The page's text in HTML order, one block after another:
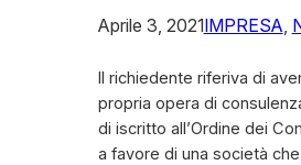
Aprile 3, 2021IMPRESA
Il richiedente riferiva di
propria opera di
di iscritto all’Ordine dei
a favore di una società